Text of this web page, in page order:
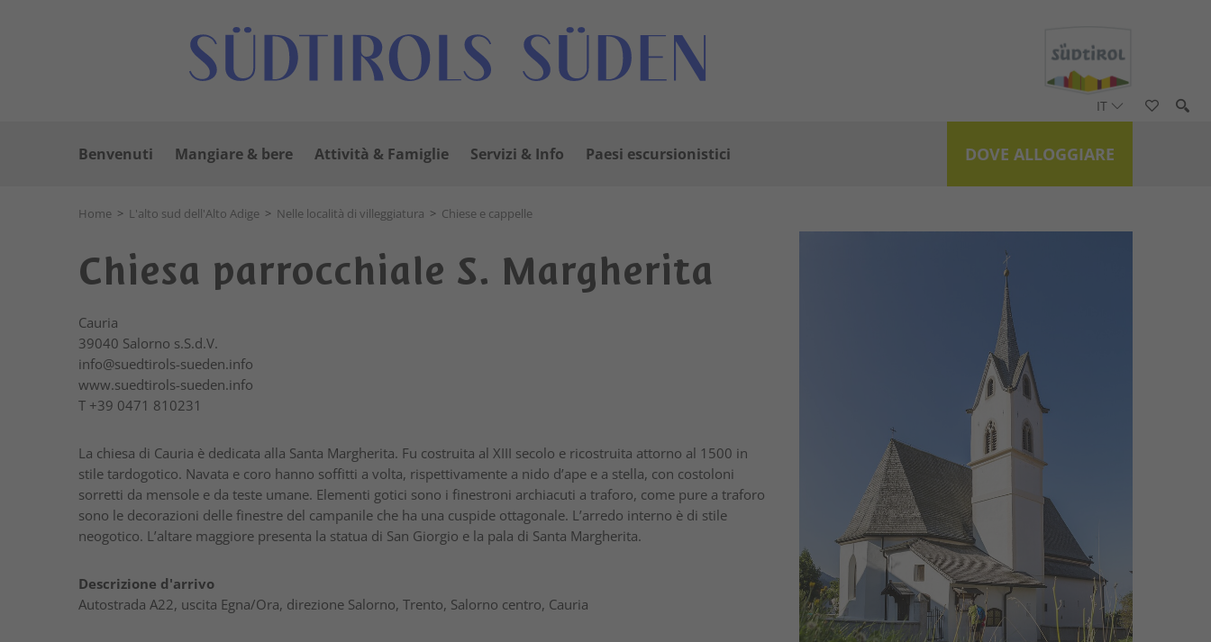
IT
DOVE ALLOGGIARE
Benvenuti Mangiare & bere Attività & Famiglie Servizi & Info Paesi escursionistici
Home > L'alto sud dell'Alto Adige > Nelle località di villeggiatura > Chiese e cappelle
Chiesa parrocchiale S. Margherita
Cauria
39040 Salorno s.S.d.V.
info@suedtirols-sueden.info
www.suedtirols-sueden.info
T +39 0471 810231
La chiesa di Cauria è dedicata alla Santa Margherita. Fu costruita al XIII secolo e ricostruita attorno al 1500 in
stile tardogotico. Navata e coro hanno soffitti a volta, rispettivamente a nido d’ape e a stella, con costoloni
sorretti da mensole e da teste umane. Elementi gotici sono i finestroni archiacuti a traforo, come pure a traforo
sono le decorazioni delle finestre del campanile che ha una cuspide ottagonale. L’arredo interno è di stile
neogotico. L’altare maggiore presenta la statua di San Giorgio e la pala di Santa Margherita.
Descrizione d'arrivo
Autostrada A22, uscita Egna/Ora, direzione Salorno, Trento, Salorno centro, Cauria